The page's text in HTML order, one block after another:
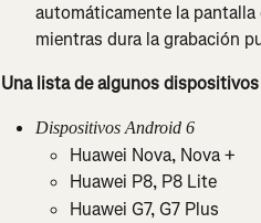
automáticamente la
mientras dura la grabación
Una lista de algunos
Dispositivos Android 6
Huawei Nova, Nova +
Huawei P8, P8 Lite
Huawei G7, G7 Plus